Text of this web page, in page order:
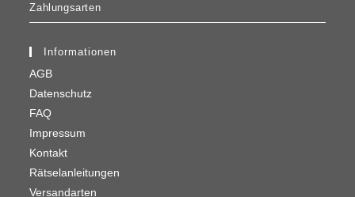
Zahlungsarten
Informationen
AGB
Datenschutz
FAQ
Impressum
Kontakt
Rätselanleitungen
Versandarten